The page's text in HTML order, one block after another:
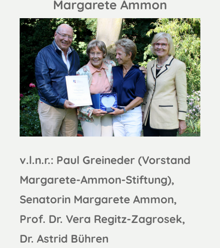
Margarete Ammon
v.l.n.r.: Paul Greineder (Vorstand
Margarete-Ammon-Stiftung),
Senatorin Margarete Ammon,
Prof. Dr. Vera Regitz-Zagrosek,
Dr. Astrid Bühren